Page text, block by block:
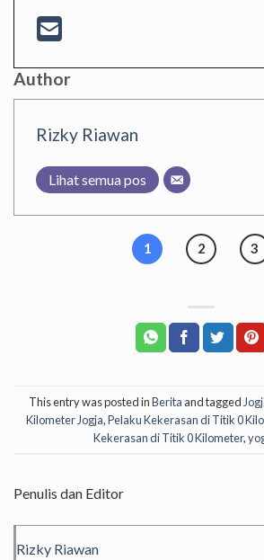
Author
Rizky Riawan
Lihat semua pos
1 2 3
This entry was posted inBerita and tagged
Kilometer Jogja,Pelaku Kekerasan di Titik 0
Kekerasan di Titik 0 Kilometer,
Penulis dan Editor
Rizky Riawan